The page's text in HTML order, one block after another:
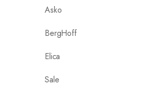
Asko
BergHoff
Elica
Sale